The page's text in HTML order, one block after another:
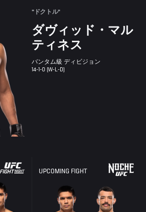
"ドクトル"
ダヴィッド・マル
ティネス
バンタム級 ディビジョン
14-1-0 (W-L-D)
UPCOMING FIGHT